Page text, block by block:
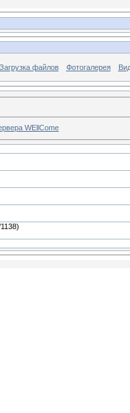
Загрузка файлов Фотогалерея
WEllCome
1138)